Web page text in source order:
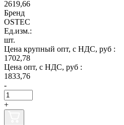
2619,66
Бренд
OSTEC
Ед.изм.:
шт.
Цена крупный опт, с НДС, руб :
1702,78
Цена опт, с НДС, руб :
1833,76
-
+